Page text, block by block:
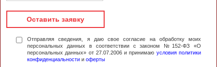
Оставить заявку
Отправляя сведения, я даю свое согласие на обработку моих
персональных данных в соответствии с законом №152-ФЗ «О
персональных данных» от 27.07.2006 и принимаю условия политики
конфиденциальности и оферты